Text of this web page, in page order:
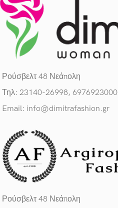
Ρούσβελτ 48 Νεάπολη
Τηλ: 23140-26998, 6976923000
Email: info@dimitrafashion.gr
Ρούσβελτ 48 Νεάπολη